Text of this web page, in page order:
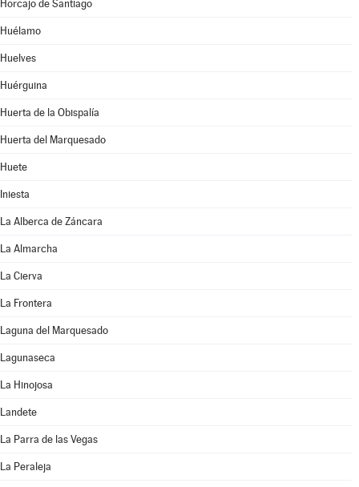
Horcajo de Santiago
Huélamo
Huelves
Huérguina
Huerta de la Obispalía
Huerta del Marquesado
Huete
Iniesta
La Alberca de Záncara
La Almarcha
La Cierva
La Frontera
Laguna del Marquesado
Lagunaseca
La Hinojosa
Landete
La Parra de las Vegas
La Peraleja